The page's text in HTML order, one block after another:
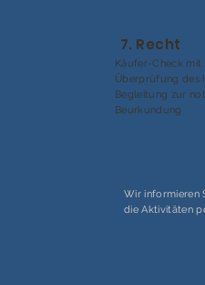
7. Recht
Käufer-Check mit
Überprüfung des
Begleitung zur
Beurkundung
Wir informieren
die Aktivitäten